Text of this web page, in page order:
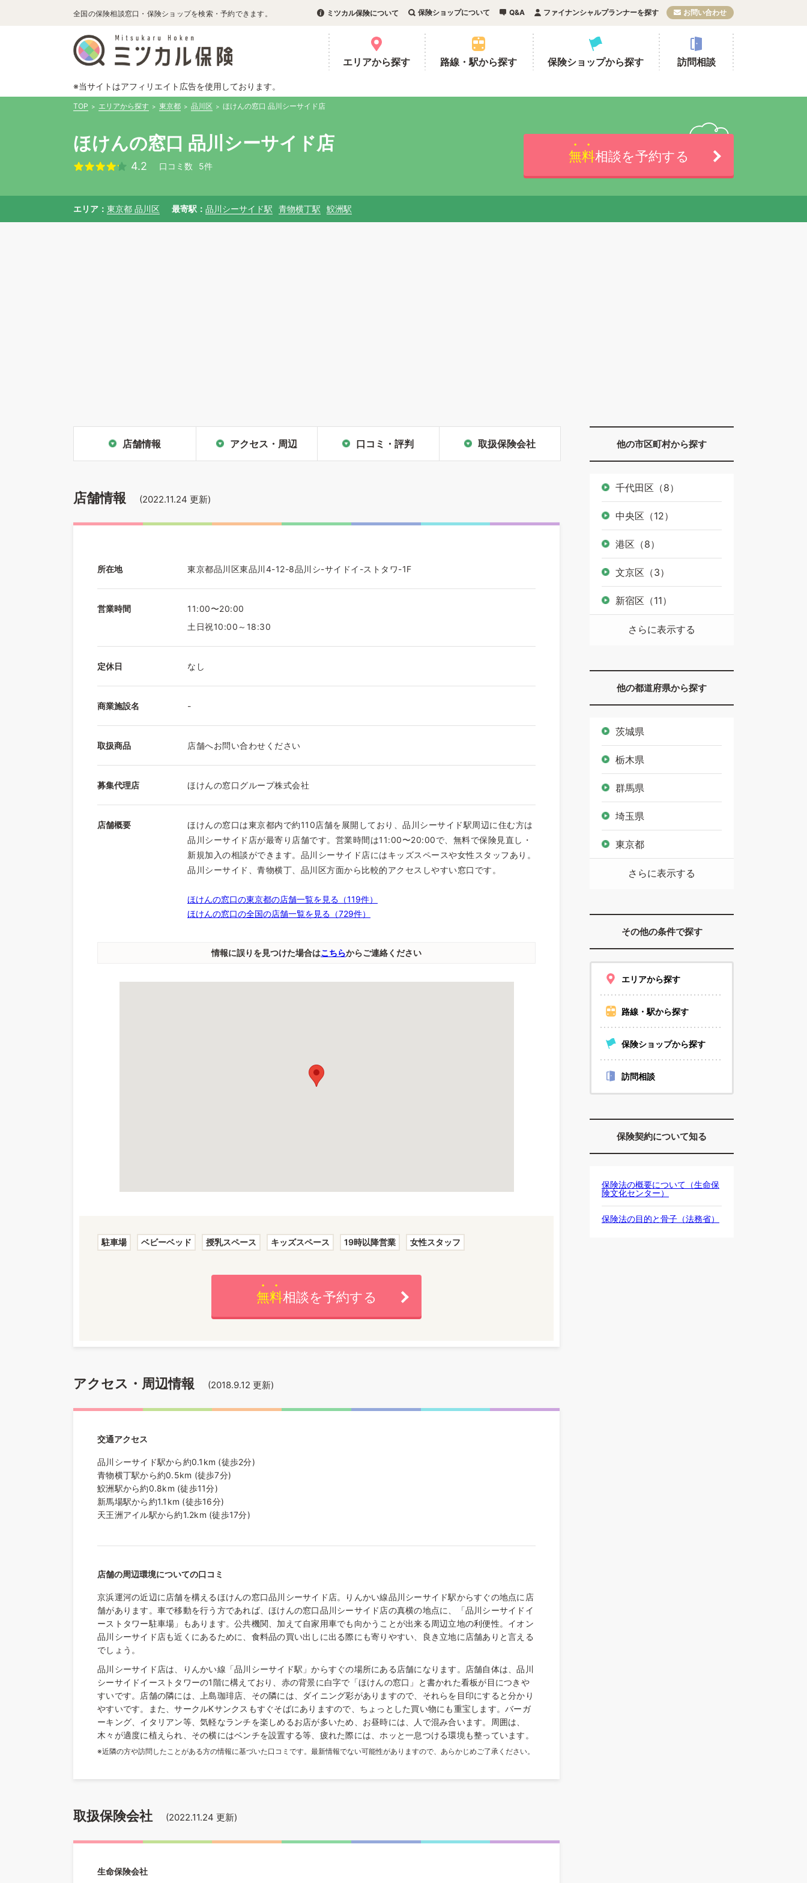
全国の保険相談窓口・保険ショップを検索・予約できます。 ミツカル保険について 保険ショップについて Q&A ファイナンシャルプランナーを探す お問い合わせ
エリアから探す 路線・駅から探す 保険ショップから探す 訪問相談
※当サイトはアフィリエイト広告を使用しております。
TOP エリアから探す 東京都 品川区 ほけんの窓口 品川シーサイド店
ほけんの窓口 品川シーサイド店
4.2 口コミ数 5件
無料相談を予約する
エリア 東京都 品川区 最寄駅 品川シーサイド駅 青物横丁駅 鮫洲駅
他の市区町村から探す
千代田区（8）
中央区（12）
港区（8）
文京区（3）
新宿区（11）
さらに表示する
他の都道府県から探す
茨城県
栃木県
群馬県
埼玉県
東京都
さらに表示する
その他の条件で探す
エリアから探す
路線・駅から探す
保険ショップから探す
訪問相談
保険契約について知る
保険法の概要について（生命保
険文化センター）
保険法の目的と骨子（法務省）
店舗情報 アクセス・周辺 口コミ・評判 取扱保険会社
店舗情報 (2022.11.24 更新)
所在地 東京都品川区東品川4-12-8品川シ-サイドイ-ストタワ-1F
営業時間
11:00〜20:00
土日祝10:00～18:30
定休日 なし
商業施設名 -
取扱商品 店舗へお問い合わせください
募集代理店 ほけんの窓口グループ株式会社
店舗概要
ほけんの窓口は東京都内で約110店舗を展開しており、品川シーサイド駅周辺に住む方は
品川シーサイド店が最寄り店舗です。営業時間は11:00〜20:00で、無料で保険見直し・
新規加入の相談ができます。品川シーサイド店にはキッズスペースや女性スタッフあり。
品川シーサイド、青物横丁、品川区方面から比較的アクセスしやすい窓口です。
ほけんの窓口の東京都の店舗一覧を見る（119件）
ほけんの窓口の全国の店舗一覧を見る（729件）
情報に誤りを見つけた場合はこちらからご連絡ください
駐車場 ベビーベッド 授乳スペース キッズスペース 19時以降営業 女性スタッフ
無料相談を予約する
アクセス・周辺情報 (2018.9.12 更新)
交通アクセス
品川シーサイド駅から約0.1km (徒歩2分)
青物横丁駅から約0.5km (徒歩7分)
鮫洲駅から約0.8km (徒歩11分)
新馬場駅から約1.1km (徒歩16分)
天王洲アイル駅から約1.2km (徒歩17分)
店舗の周辺環境についての口コミ
京浜運河の近辺に店舗を構えるほけんの窓口品川シーサイド店。りんかい線品川シーサイド駅からすぐの地点に店
舗があります。車で移動を行う方であれば、ほけんの窓口品川シーサイド店の真横の地点に、「品川シーサイドイ
ーストタワー駐車場」もあります。公共機関、加えて自家用車でも向かうことが出来る周辺立地の利便性。イオン
品川シーサイド店も近くにあるために、食料品の買い出しに出る際にも寄りやすい、良き立地に店舗ありと言える
でしょう。
品川シーサイド店は、りんかい線「品川シーサイド駅」からすぐの場所にある店舗になります。店舗自体は、品川
シーサイドイーストタワーの1階に構えており、赤の背景に白字で「ほけんの窓口」と書かれた看板が目につきや
すいです。店舗の隣には、上島珈琲店、その隣には、ダイニング彩がありますので、それらを目印にすると分かり
やすいです。また、サークルKサンクスもすぐそばにありますので、ちょっとした買い物にも重宝します。バーガ
ーキング、イタリアン等、気軽なランチを楽しめるお店が多いため、お昼時には、人で混み合います。周囲は、
木々が適度に植えられ、その横にはベンチを設置する等、疲れた際には、ホッと一息つける環境も整っています。
※近隣の方や訪問したことがある方の情報に基づいた口コミです。最新情報でない可能性がありますので、あらかじめご了承ください。
取扱保険会社 (2022.11.24 更新)
生命保険会社